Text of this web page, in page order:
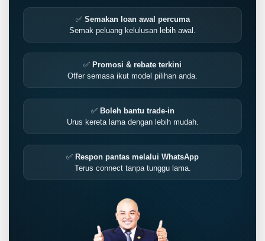
✅ Semakan loan awal percuma
Semak peluang kelulusan lebih awal.
✅ Promosi & rebate terkini
Offer semasa ikut model pilihan anda.
✅ Boleh bantu trade-in
Urus kereta lama dengan lebih mudah.
✅ Respon pantas melalui WhatsApp
Terus connect tanpa tunggu lama.